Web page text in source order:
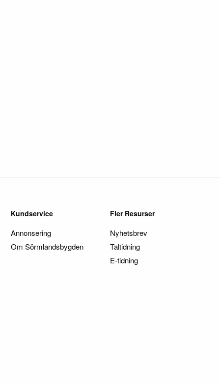
Kundservice
Annonsering
Om Sörmlandsbygden
Fler Resurser
Nyhetsbrev
Taltidning
E-tidning